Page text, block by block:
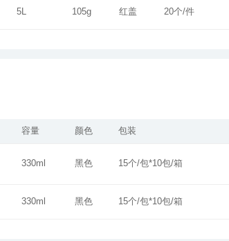
5L 105g 红盖 20个/件
容量 颜色 包装
330ml 黑色 15个/包*10包/箱
330ml 黑色 15个/包*10包/箱